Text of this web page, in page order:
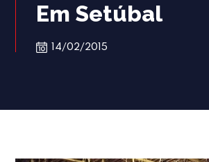
Em Setúbal
14/02/2015